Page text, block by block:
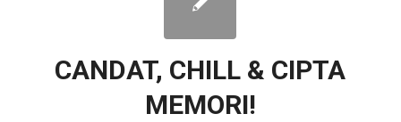
CANDAT, CHILL & CIPTA
MEMORI!